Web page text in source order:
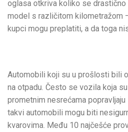
oglasa otkriva koliko se
model s različitom kilometražom
kupci mogu preplatiti, a da toga
Automobili koji su u prošlosti bili
na otpadu. Često se vozila koja
prometnim nesrećama popravljaju
takvi automobili mogu biti
kvarovima. Među 10 najčešće